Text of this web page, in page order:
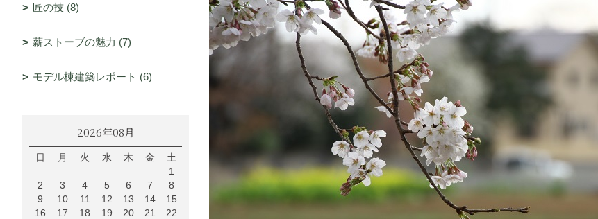
匠の技 (8)
薪ストーブの魅力 (7)
モデル棟建築レポート (6)
2026年08月
日 月 火 水 木 金
土
1
2
3 4 5 6 7
8
9
10 11 12 13 14
15
16
17 18 19 20 21
22